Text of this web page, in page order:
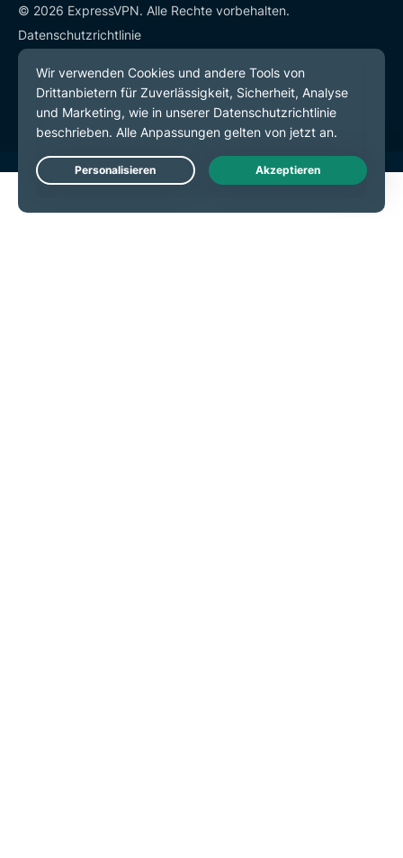
© 2026 ExpressVPN. Alle Rechte vorbehalten.
Datenschutzrichtlinie
Servicebedingungen
Cookie-Einstellungen
Live Chat